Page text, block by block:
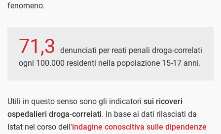
fenomeno.
71,3
denunciati per reati penali droga-correlati
ogni 100.000 residenti nella popolazione 15-17 anni.
Utili in questo senso sono gli indicatori sui ricoveri
ospedalieri droga-correlati. In base ai dati rilasciati da
Istat nel corso dell'indagine conoscitiva sulle dipendenze